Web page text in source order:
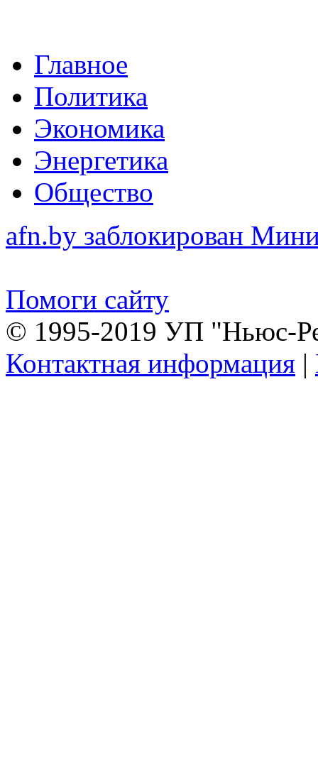
Главное
Политика
Экономика
Энергетика
Общество
afn.by заблокирован
Помоги сайту
© 1995-2019 УП "Ньюс-
Контактная информация |